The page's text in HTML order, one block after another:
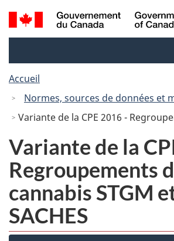
Passer
au
Passer
à
Recherche
et
Accueil
Normes, sources de données et
Variante de la CPE 2016 - Regroupements de
Variante de la
Regroupements
cannabis STGM
SACHES